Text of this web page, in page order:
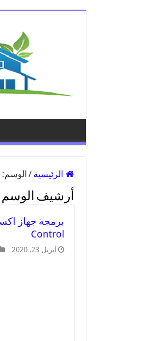
الرئيسية / الوسم:
أرشيف الوسم
Control
أبريل 23, 2020